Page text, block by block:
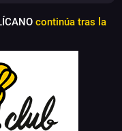
continúa tras la